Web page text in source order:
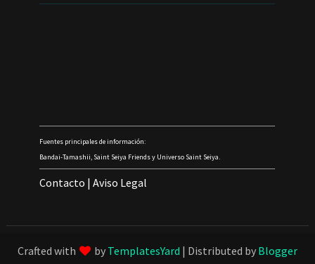
Fuentes principales de información:
Bandai-Tamashii, Saint Seiya Friends y Universo Saint Seiya.
Contacto |Aviso Legal
Crafted with by TemplatesYard | Distributed by Blogger